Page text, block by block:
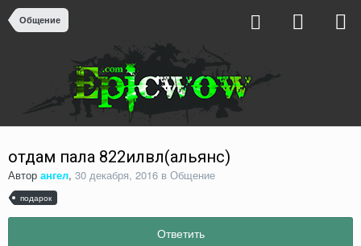
Общение
отдам пала 822илвл(альянс)
Автор ангел, 30 декабря, 2016 в Общение
подарок
Ответить